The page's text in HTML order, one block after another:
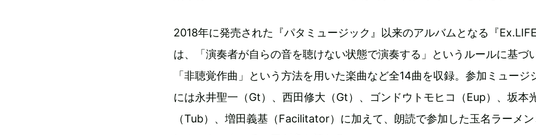
2018年に発売された『パタミュージック』以来のアルバムとなる『
は、「演奏者が自らの音を聴けない状態で演奏する」というルールに基づ
「非聴覚作曲」という方法を用いた楽曲など全14曲を収録。参加ミュージ
には永井聖一（Gt）、西田修大（Gt）、ゴンドウトモヒコ（Eup）、坂本
（Tub）、増田義基（Facilitator）に加えて、朗読で参加した玉名ラーメ